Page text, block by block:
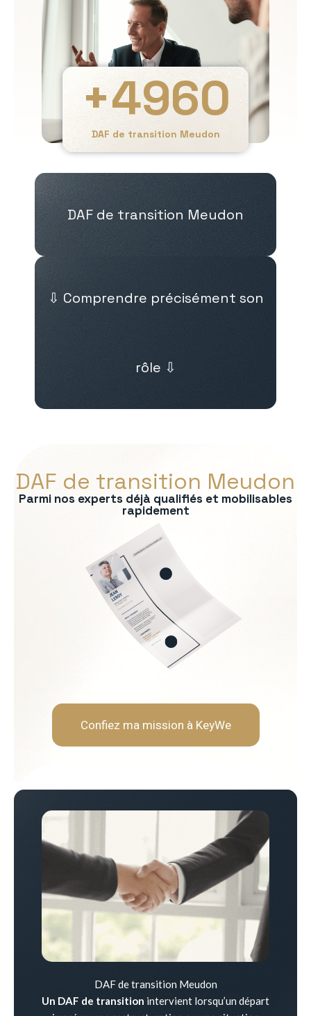
DAF de transition Meudon
+4960
DAF de transition Meudon
⇩ Comprendre précisément son
rôle ⇩
DAF de transition Meudon
Parmi nos experts déjà qualifiés et mobilisables
rapidement
Soft Skills recherchées :
Rigueur et fiabilité
Neutralité et indépendance
Capacité d'analyse et de
Confiez ma mission à KeyWe
DAF de transition Meudon
Un DAF de transition intervient lorsqu’un départ